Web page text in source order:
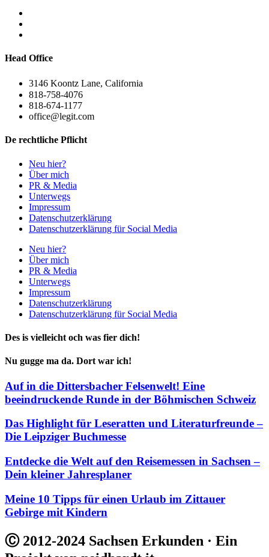
Head Office
3146 Koontz Lane, California
818-758-4076
818-674-1177
office@legit.com
De rechtliche Pflicht
Neu hier?
Über mich
PR & Media
Unterwegs
Impressum
Datenschutzerklärung
Datenschutzerklärung für Social Media
Neu hier?
Über mich
PR & Media
Unterwegs
Impressum
Datenschutzerklärung
Datenschutzerklärung für Social Media
Des is vielleicht och was fier dich!
Nu gugge ma da. Dort war ich!
Auf in die Dittersbacher Felsenwelt! Eine
beeindruckende Runde in der Böhmischen Schweiz
Das Highlight für Leseratten und Literaturfreunde –
Die Leipziger Buchmesse
Entdecke die Welt auf den Reisemessen in Sachsen –
Dein kleiner Jahresplaner
Meine 10 Tipps für einen Urlaub im Zittauer
Gebirge mit Kindern
Ⓒ 2012-2024 Sachsen Erkunden · Ein